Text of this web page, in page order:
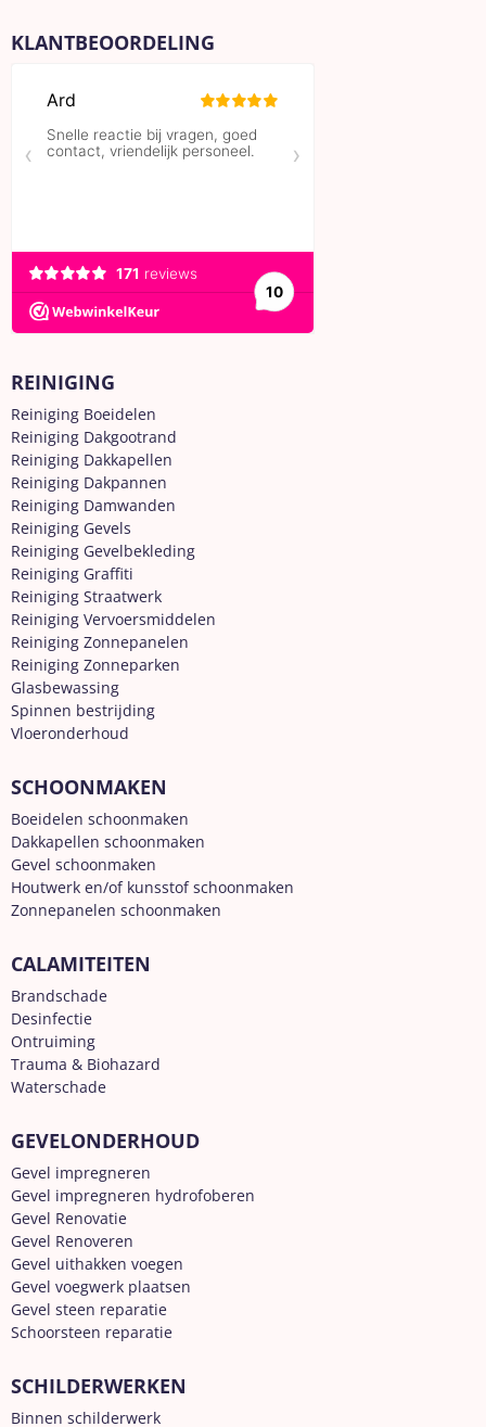
KLANTBEOORDELING
REINIGING
Reiniging Boeidelen
Reiniging Dakgootrand
Reiniging Dakkapellen
Reiniging Dakpannen
Reiniging Damwanden
Reiniging Gevels
Reiniging Gevelbekleding
Reiniging Graffiti
Reiniging Straatwerk
Reiniging Vervoersmiddelen
Reiniging Zonnepanelen
Reiniging Zonneparken
Glasbewassing
Spinnen bestrijding
Vloeronderhoud
SCHOONMAKEN
Boeidelen schoonmaken
Dakkapellen schoonmaken
Gevel schoonmaken
Houtwerk en/of kunsstof schoonmaken
Zonnepanelen schoonmaken
CALAMITEITEN
Brandschade
Desinfectie
Ontruiming
Trauma & Biohazard
Waterschade
GEVELONDERHOUD
Gevel impregneren
Gevel impregneren hydrofoberen
Gevel Renovatie
Gevel Renoveren
Gevel uithakken voegen
Gevel voegwerk plaatsen
Gevel steen reparatie
Schoorsteen reparatie
SCHILDERWERKEN
Binnen schilderwerk